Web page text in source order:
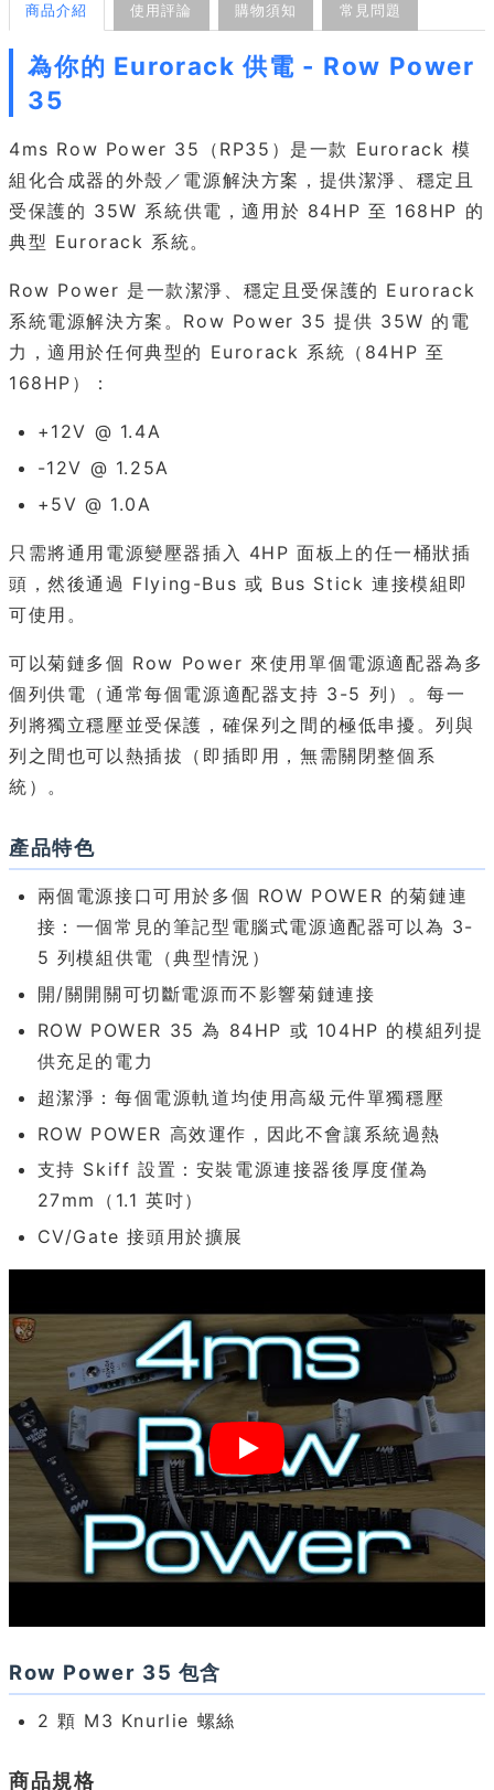
商品介紹 使用評論 購物須知 常見問題
為你的 Eurorack 供電 - Row Power
35
4ms Row Power 35（RP35）是一款 Eurorack 模
組化合成器的外殼／電源解決方案，提供潔淨、穩定且
受保護的 35W 系統供電，適用於 84HP 至 168HP 的
典型 Eurorack 系統。
Row Power 是一款潔淨、穩定且受保護的 Eurorack
系統電源解決方案。Row Power 35 提供 35W 的電
力，適用於任何典型的 Eurorack 系統（84HP 至
168HP）：
+12V @ 1.4A
-12V @ 1.25A
+5V @ 1.0A
只需將通用電源變壓器插入 4HP 面板上的任一桶狀插
頭，然後通過 Flying-Bus 或 Bus Stick 連接模組即
可使用。
可以菊鏈多個 Row Power 來使用單個電源適配器為多
個列供電（通常每個電源適配器支持 3-5 列）。每一
列將獨立穩壓並受保護，確保列之間的極低串擾。列與
列之間也可以熱插拔（即插即用，無需關閉整個系
統）。
產品特色
兩個電源接口可用於多個 ROW POWER 的菊鏈連
接：一個常見的筆記型電腦式電源適配器可以為 3-
5 列模組供電（典型情況）
開/關開關可切斷電源而不影響菊鏈連接
ROW POWER 35 為 84HP 或 104HP 的模組列提
供充足的電力
超潔淨：每個電源軌道均使用高級元件單獨穩壓
ROW POWER 高效運作，因此不會讓系統過熱
支持 Skiff 設置：安裝電源連接器後厚度僅為
27mm（1.1 英吋）
CV/Gate 接頭用於擴展
Row Power 35 包含
2 顆 M3 Knurlie 螺絲
商品規格